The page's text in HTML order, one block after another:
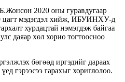
2020 оны гуравдугаар
цагт мэдэгдэл хийж, ИБУИНХУ-д
хурдацтай нэмэгдэж байгаа
даяар хөл хорио тогтоосноо
бөгөөд иргэдийг дараах
гэрээсээ гарахыг хориглолоо.